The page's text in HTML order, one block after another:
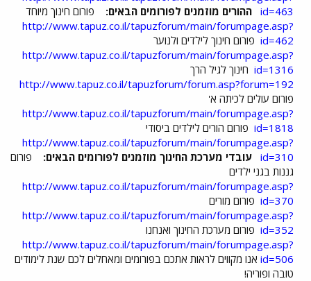
id=463 ההורים מוזמנים לפורומים הבאים:
פורום חינוך מיוחד
http://www.tapuz.co.il/tapuzforum/main/forumpage.asp?
id=462 פורום חינוך לילדים ולנוער
http://www.tapuz.co.il/tapuzforum/main/forumpage.asp?
id=1316 חינוך לגיל הרך
http://www.tapuz.co.il/tapuzforum/forum.asp?forum=192
פורום עולים לכיתה א'
http://www.tapuz.co.il/tapuzforum/main/forumpage.asp?
id=1818 פורום הורים לילדים ביסודי
http://www.tapuz.co.il/tapuzforum/main/forumpage.asp?
id=310 עובדי מערכת החינוך מוזמנים לפורומים הבאים:
פורום
גננות בגני ילדים
http://www.tapuz.co.il/tapuzforum/main/forumpage.asp?
id=370 פורום מורים
http://www.tapuz.co.il/tapuzforum/main/forumpage.asp?
id=352 פורום מערכת החינוך ואנחנו
http://www.tapuz.co.il/tapuzforum/main/forumpage.asp?
id=506 אנו מקווים לראות אתכם בפורומים ומאחלים לכם שנת לימודים
טובה ופוריה!